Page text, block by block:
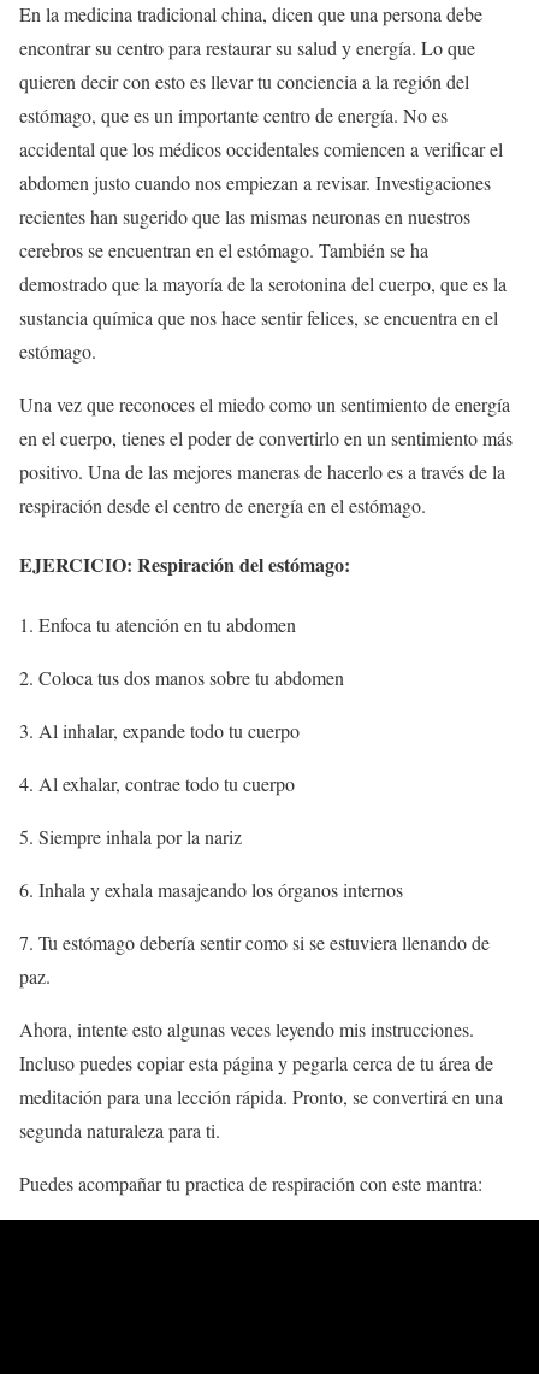
En la medicina tradicional china, dicen que una persona debe
encontrar su centro para restaurar su salud y energía. Lo que
quieren decir con esto es llevar tu conciencia a la región del
estómago, que es un importante centro de energía. No es
accidental que los médicos occidentales comiencen a verificar el
abdomen justo cuando nos empiezan a revisar. Investigaciones
recientes han sugerido que las mismas neuronas en nuestros
cerebros se encuentran en el estómago. También se ha
demostrado que la mayoría de la serotonina del cuerpo, que es la
sustancia química que nos hace sentir felices, se encuentra en el
estómago.
Una vez que reconoces el miedo como un sentimiento de energía
en el cuerpo, tienes el poder de convertirlo en un sentimiento más
positivo. Una de las mejores maneras de hacerlo es a través de la
respiración desde el centro de energía en el estómago.
EJERCICIO: Respiración del estómago:
1. Enfoca tu atención en tu abdomen
2. Coloca tus dos manos sobre tu abdomen
3. Al inhalar, expande todo tu cuerpo
4. Al exhalar, contrae todo tu cuerpo
5. Siempre inhala por la nariz
6. Inhala y exhala masajeando los órganos internos
7. Tu estómago debería sentir como si se estuviera llenando de
paz.
Ahora, intente esto algunas veces leyendo mis instrucciones.
Incluso puedes copiar esta página y pegarla cerca de tu área de
meditación para una lección rápida. Pronto, se convertirá en una
segunda naturaleza para ti.
Puedes acompañar tu practica de respiración con este mantra: